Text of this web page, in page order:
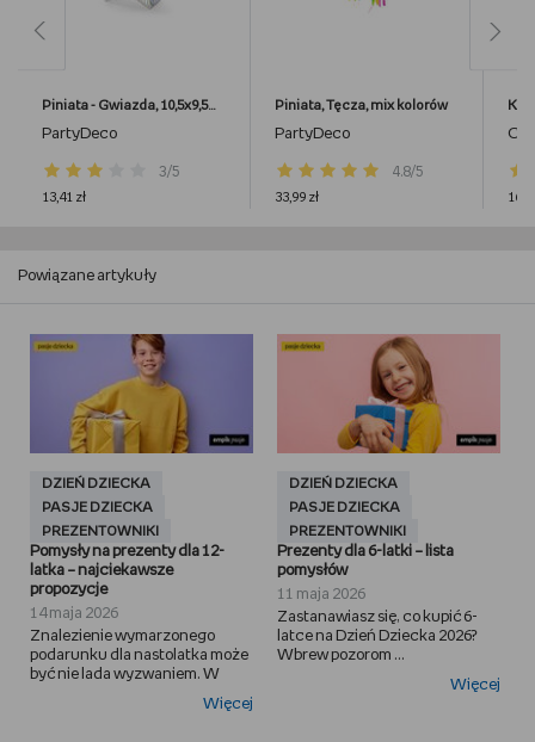
Piniata - Gwiazda, 10,5x9,5x3,5 cm
PartyDeco
3/5
13,41 zł
Piniata, Tęcza, mix kolorów
PartyDeco
4.8/5
33,99 zł
Powiązane artykuły
DZIEŃ DZIECKA
PASJE DZIECKA
PREZENTOWNIKI
Pomysły na prezenty dla 12-
latka – najciekawsze
propozycje
14 maja 2026
Znalezienie wymarzonego
podarunku dla nastolatka może
być nie lada wyzwaniem. W
Więcej
DZIEŃ DZIECKA
PASJE DZIECKA
PREZENTOWNIKI
Prezenty dla 6-latki – lista
pomysłów
11 maja 2026
Zastanawiasz się, co kupić 6-
latce na Dzień Dziecka 2026?
Wbrew pozorom ...
Więcej